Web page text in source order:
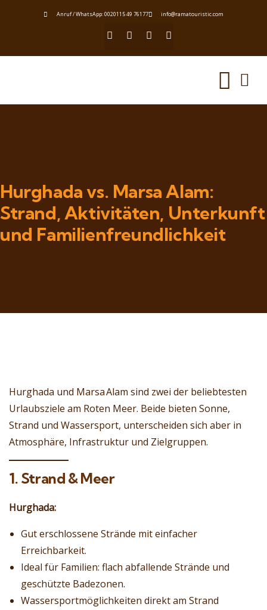
Anruf / WhatsApp: 0020115 49 76177 info@ramatouristic.com
Hurghada vs. Marsa Alam:
Strand, Aktivitäten, Unterkunft
und Familienfreundlichkeit
Hurghada und Marsa Alam sind zwei der beliebtesten
Urlaubsziele am Roten Meer. Beide bieten Sonne,
Strand und Wassersport, unterscheiden sich aber in
Atmosphäre, Infrastruktur und Zielgruppen.
1. Strand & Meer
Hurghada:
Gut erschlossene Strände mit einfacher
Erreichbarkeit.
Ideal für Familien: flach abfallende Strände und
geschützte Badezonen.
Wassersportmöglichkeiten direkt am Strand